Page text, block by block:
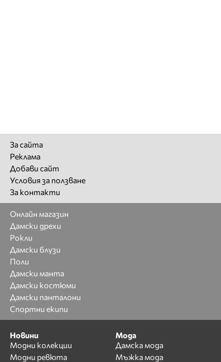
За сайта
Реклама
Добави сайт
Условия за ползване
За контакти
Онлайн магазин
Дамски дрехи
Рокли
Дамски блузи
Поли
Дамски манта
Дамски костюми
Дамски панталони
Спортни екипи
Новини
Модни колекции
Модни ревюта
Мода
Дамска мода
Мъжка мода